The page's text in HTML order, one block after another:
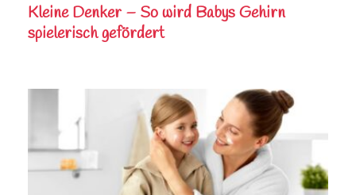
Kleine Denker – So wird Babys Gehirn
spielerisch gefördert